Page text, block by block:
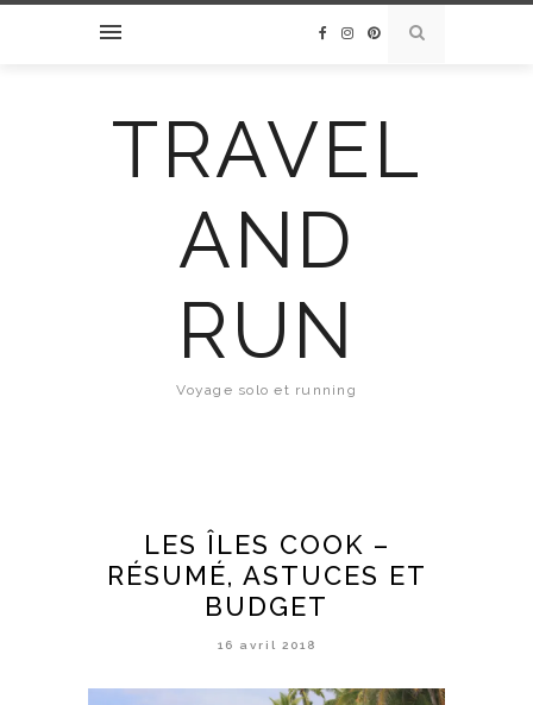
TRAVEL
AND
RUN
Voyage solo et running
LES ÎLES COOK –
RÉSUMÉ, ASTUCES ET
BUDGET
16 avril 2018